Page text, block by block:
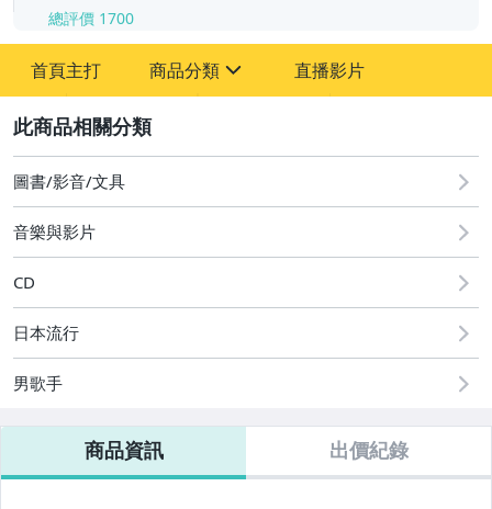
總評價 1700
首頁主打 商品分類
其它
直播影片
圖書/影音/文具
音樂與影片
CD
日本流行
男歌手
商品資訊 出價紀錄